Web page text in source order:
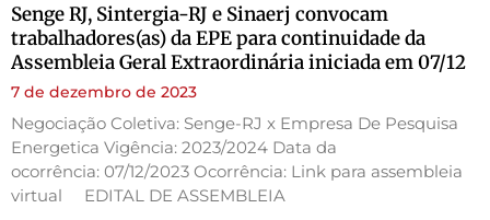
Senge RJ, Sintergia-RJ e Sinaerj convocam
trabalhadores(as) da EPE para continuidade da
Assembleia Geral Extraordinária iniciada em 07/12
7 de dezembro de 2023
Negociação Coletiva: Senge-RJ x Empresa De Pesquisa
Energetica Vigência: 2023/2024 Data da
ocorrência: 07/12/2023 Ocorrência: Link para assembleia
virtual EDITAL DE ASSEMBLEIA